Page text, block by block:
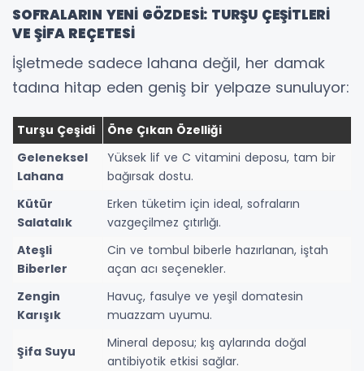
SOFRALARIN YENİ GÖZDESİ: TURŞU ÇEŞİTLERİ
VE ŞİFA REÇETESİ
İşletmede sadece lahana değil, her damak
tadına hitap eden geniş bir yelpaze sunuluyor:
Turşu Çeşidi
Öne Çıkan Özelliği
Geleneksel
Lahana
Yüksek lif ve C vitamini deposu, tam bir
bağırsak dostu.
Kütür
Salatalık
Erken tüketim için ideal, sofraların
vazgeçilmez çıtırlığı.
Ateşli
Biberler
Cin ve tombul biberle hazırlanan, iştah
açan acı seçenekler.
Zengin
Karışık
Havuç, fasulye ve yeşil domatesin
muazzam uyumu.
Şifa Suyu
Mineral deposu; kış aylarında doğal
antibiyotik etkisi sağlar.